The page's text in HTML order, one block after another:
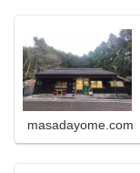
masadayome.com